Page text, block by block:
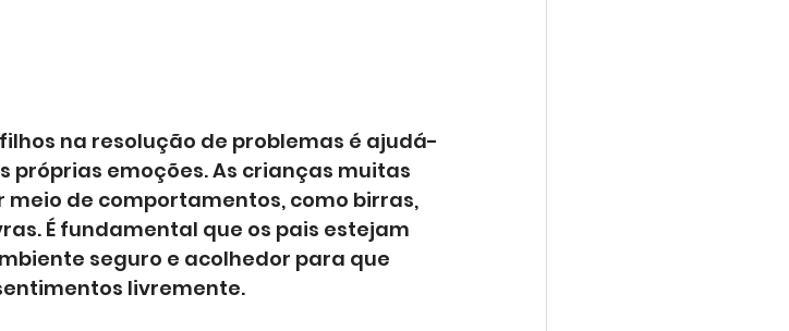
na resolução de problemas é ajudá-
próprias emoções. As crianças muitas
meio de comportamentos, como birras,
É fundamental que os pais estejam
seguro e acolhedor para que
livremente.